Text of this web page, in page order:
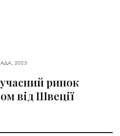
2025
ринок
від Швеції